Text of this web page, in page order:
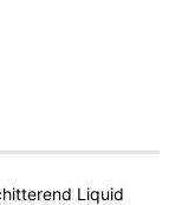
Liquid